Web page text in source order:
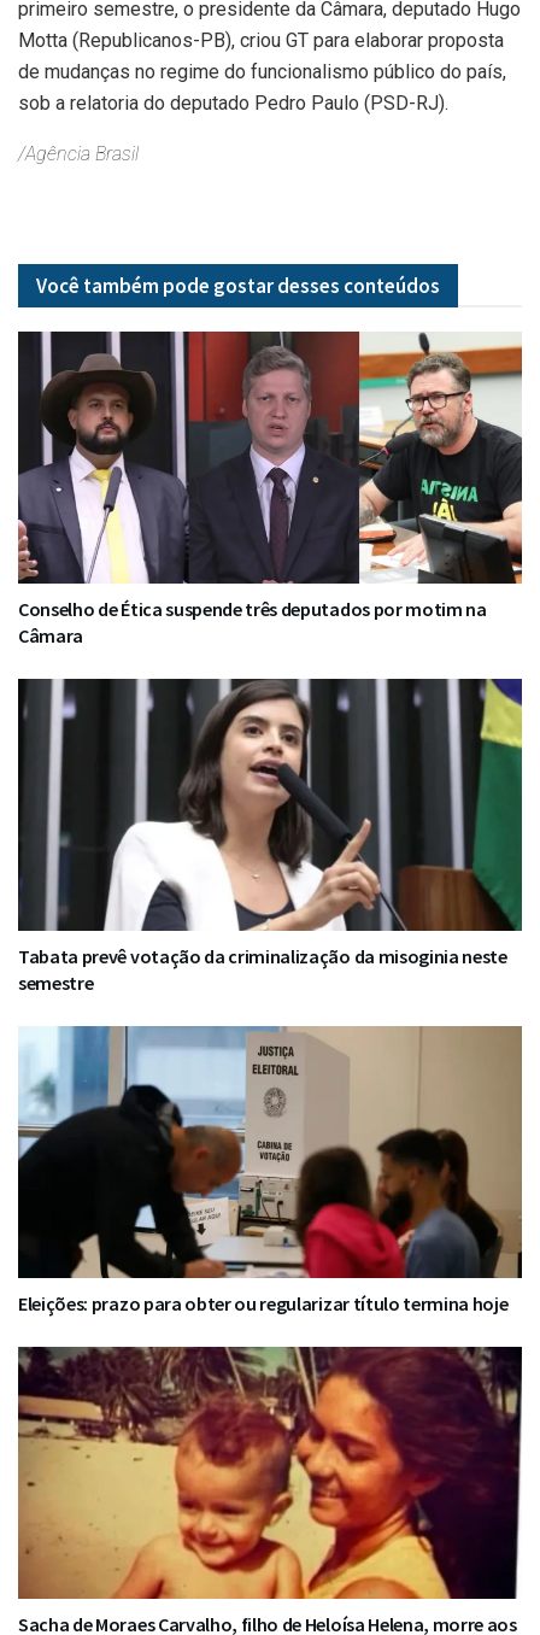
primeiro semestre, o presidente da Câmara, deputado Hugo
Motta (Republicanos-PB), criou GT para elaborar proposta
de mudanças no regime do funcionalismo público do país,
sob a relatoria do deputado Pedro Paulo (PSD-RJ).
/Agência Brasil
Você também pode gostar desses conteúdos
Conselho de Ética suspende três deputados por motim na
Câmara
Tabata prevê votação da criminalização da misoginia neste
semestre
Eleições: prazo para obter ou regularizar título termina hoje
Sacha de Moraes Carvalho, filho de Heloísa Helena, morre aos